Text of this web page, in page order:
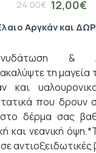
12,00€
24,00€
Αργκάν και
&
τη μαγεία
και
που δρουν
δέρμα σας
και νεανική
αντιοξειδωτικές